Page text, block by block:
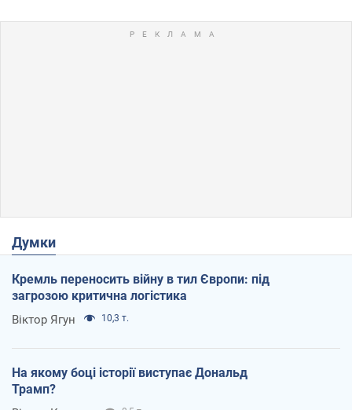
Думки
Кремль переносить війну в тил Європи: під
загрозою критична логістика
Віктор Ягун 10,3 т.
На якому боці історії виступає Дональд
Трамп?